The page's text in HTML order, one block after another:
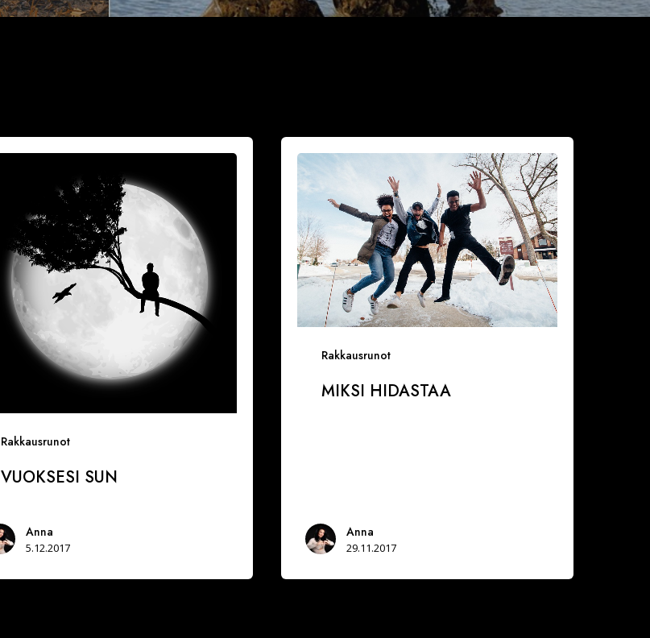
Rakkausrunot
VUOKSESI SUN
Anna
5.12.2017
Rakkausrunot
hidastaa
MIKSI HIDASTAA
Anna
29.11.2017